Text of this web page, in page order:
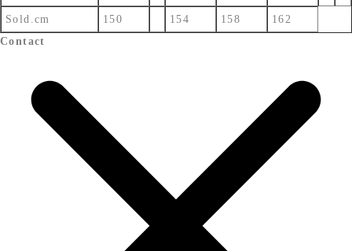
Sold.cm 150 154 158
162
Contact